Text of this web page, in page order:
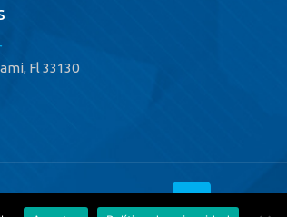
Fl 33130